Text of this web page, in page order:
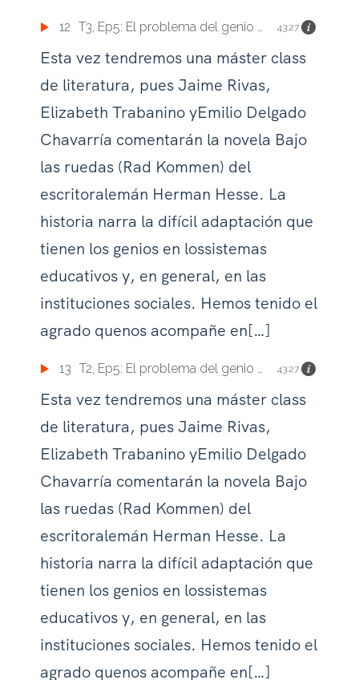
12 T3, Ep5: El problema del genio en los sistemas educativos. Comentarios sobre la novela de 43:27
Esta vez tendremos una máster class
de literatura, pues Jaime Rivas,
Elizabeth Trabanino yEmilio Delgado
Chavarría comentarán la novela Bajo
las ruedas (Rad Kommen) del
escritoralemán Herman Hesse. La
historia narra la difícil adaptación que
tienen los genios en lossistemas
educativos y, en general, en las
instituciones sociales. Hemos tenido el
agrado quenos acompañe en[…]
13 T2, Ep5: El problema del genio en los sistemas educativos. Comentarios sobre la novela de 43:27
Esta vez tendremos una máster class
de literatura, pues Jaime Rivas,
Elizabeth Trabanino yEmilio Delgado
Chavarría comentarán la novela Bajo
las ruedas (Rad Kommen) del
escritoralemán Herman Hesse. La
historia narra la difícil adaptación que
tienen los genios en lossistemas
educativos y, en general, en las
instituciones sociales. Hemos tenido el
agrado quenos acompañe en[…]